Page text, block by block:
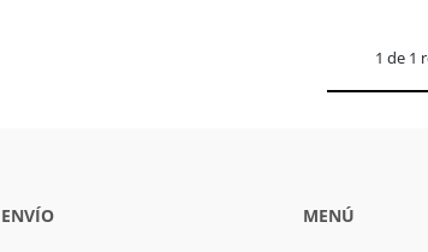
1 de 1
ENVÍO MENÚ